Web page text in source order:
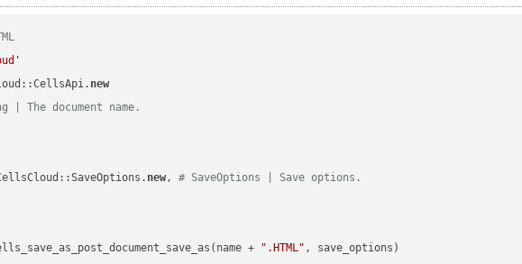
new
| The document name.
new, # SaveOptions | Save options.
+
".HTML" , save_options)